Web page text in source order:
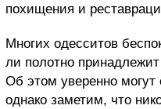
похищения и
Многих одесситов
ли полотно
Об этом уверенно могут
однако заметим, что